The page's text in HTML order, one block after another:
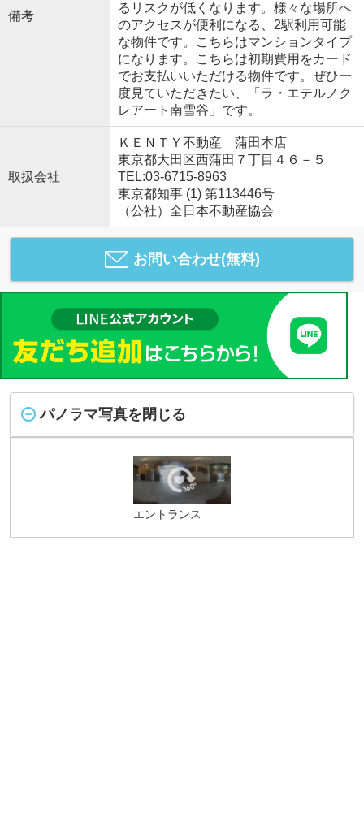
備考
るリスクが低くなります。様々な場所へ
のアクセスが便利になる、2駅利用可能
な物件です。こちらはマンションタイプ
になります。こちらは初期費用をカード
でお支払いいただける物件です。ぜひ一
度見ていただきたい、「ラ・エテルノク
レアート南雪谷」です。
取扱会社
ＫＥＮＴＹ不動産 蒲田本店
東京都大田区西蒲田７丁目４６－５
TEL:03-6715-8963
東京都知事 (1) 第113446号
（公社）全日本不動産協会
お問い合わせ(無料)
パノラマ写真を閉じる
エントランス